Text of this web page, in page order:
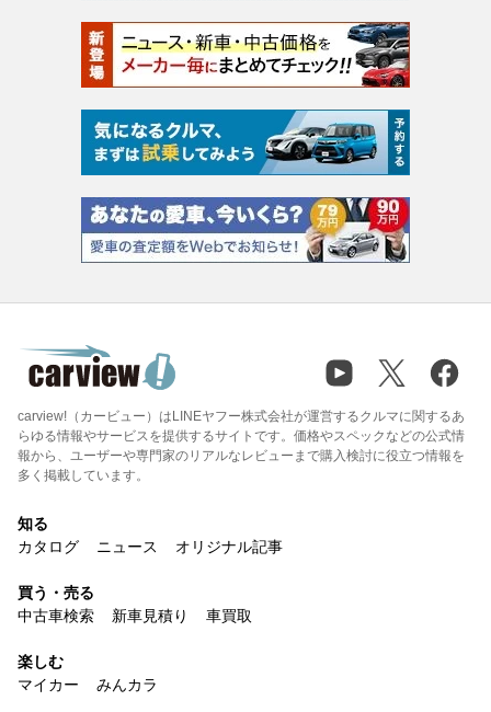
carview!（カービュー）はLINEヤフー株式会社が運営するクルマに関するあ
らゆる情報やサービスを提供するサイトです。価格やスペックなどの公式情
報から、ユーザーや専門家のリアルなレビューまで購入検討に役立つ情報を
多く掲載しています。
知る
カタログ
ニュース オリジナル記事
買う・売る
中古車検索
新車見積り 車買取
楽しむ
マイカー
みんカラ